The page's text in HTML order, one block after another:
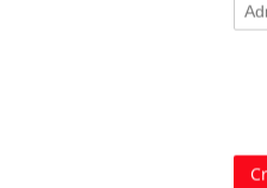
Description de
défis de la
Consultant(e)
Lyon